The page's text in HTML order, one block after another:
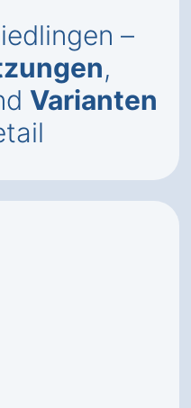
–
,
Varianten